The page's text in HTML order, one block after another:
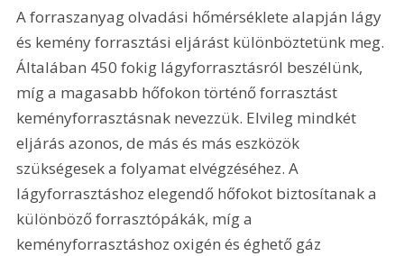
A forraszanyag olvadási hőmérséklete alapján lágy
és kemény forrasztási eljárást különböztetünk meg.
Általában 450 fokig lágyforrasztásról beszélünk,
míg a magasabb hőfokon történő forrasztást
keményforrasztásnak nevezzük. Elvileg mindkét
eljárás azonos, de más és más eszközök
szükségesek a folyamat elvégzéséhez. A
lágyforrasztáshoz elegendő hőfokot biztosítanak a
különböző forrasztópákák, míg a
keményforrasztáshoz oxigén és éghető gáz